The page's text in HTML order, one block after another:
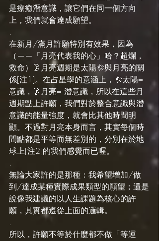
是療癒潛意識，讓它們在同一個方向
上，我們就會達成願望。
.
在新月/滿月許願特別有效果，因為
（——「月亮代表我的心」哈？超爛，
救命）🌛月亮週期是太陽🌞與月亮的關
係[注1]。在占星學的意涵上，🌞太陽=
意識，🌛月亮= 潛意識，所以在這些月
週期點上許願，我們對於整合意識與潛
意識的能量強度，就會比其他時間明
顯。不過對月亮本身而言，其實每個時
間點都是平等而無差別的，分別在於地
球上[注2]的我們感覺而已喔。
.
無論大家許的是那種：我希望增加/做
到/達成某種實際成果類型的願望；還是
說像我建議的以人生課題為核心的許
願，其實都遵從上面的邏輯。
.
所以，許願不等於什麼都不做「等運